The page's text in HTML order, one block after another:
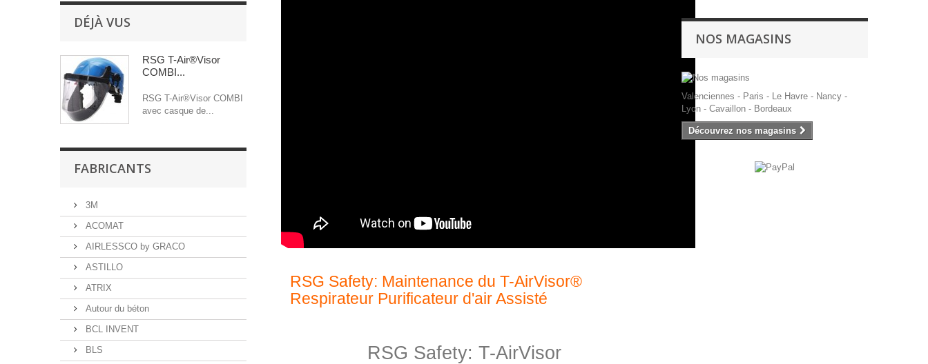
DÉJÀ VUS
RSG T-Air®Visor
COMBI...
RSG T-Air®Visor COMBI
avec casque de...
FABRICANTS
3M
ACOMAT
AIRLESSCO by GRACO
ASTILLO
ATRIX
Autour du béton
BCL INVENT
BLS
RSG Safety: Maintenance du T-AirVisor®
Respirateur Purificateur d'air Assisté
RSG Safety: T-AirVisor
NOS MAGASINS
Valenciennes - Paris - Le Havre - Nancy -
Lyon - Cavaillon - Bordeaux
Découvrez nos magasins